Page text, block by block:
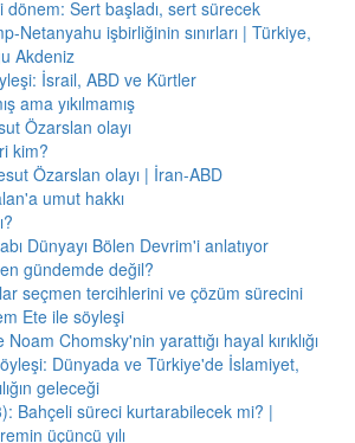
dönem: Sert başladı, sert sürecek
Netanyahu işbirliğinin sınırları | Türkiye,
Akdeniz
İsrail, ABD ve Kürtler
ama yıkılmamış
Özarslan olayı
kim?
Özarslan olayı | İran-ABD
umut hakkı
Dünyayı Bölen Devrim'i anlatıyor
gündemde değil?
seçmen tercihlerini ve çözüm sürecini
Ete ile söyleşi
Chomsky'nin yarattığı hayal kırıklığı
Dünyada ve Türkiye'de İslamiyet,
geleceği
Bahçeli süreci kurtarabilecek mi? |
üçüncü yılı